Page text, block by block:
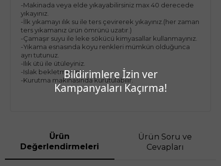
Bildirimlere İzin ver
Kampanyaları Kaçırma!
-Makinada veya elde yıkayabilirsiniz max 40 derecede
yıkayınız.
-İlk yıkamayı ılık su ile ters çevirerek yıkayınız.(her zaman
ters yıkamanız ürün ömrünü uzatır.)
-Çamaşır suyu ile leke sökücü kimyasallar kullanmayınız.
-Yıkama esnasında koyu renkleri mümkün olduğunca
ayrı tutunuz.
-Ilık ütü ile ütüleyiniz.
-Islak bekletmeyiniz.
-Kurutma makinasında kurutulabilir.
Ürün
Değerlendirmeleri
Ürün Soru ve
Cevapları